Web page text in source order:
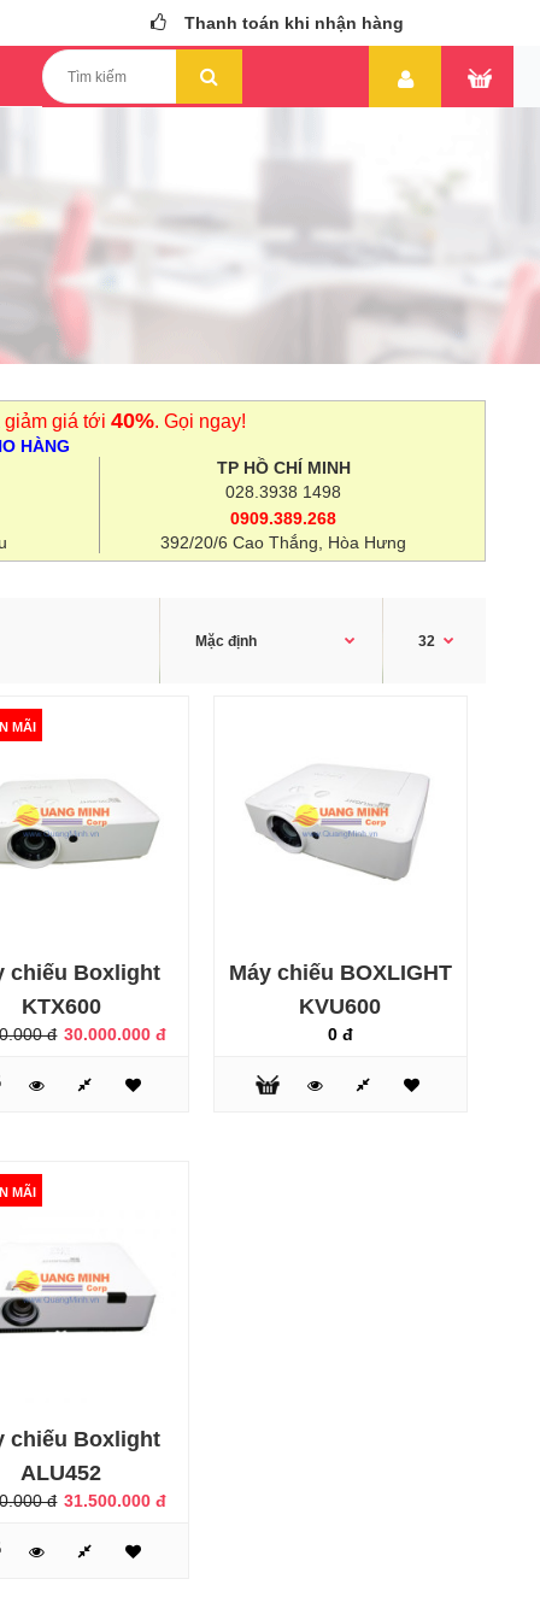
Thanh toán khi nhận hàng
giảm giá tới 40%. Gọi ngay!
HÀNG
TP HỒ CHÍ MINH
028.3938 1498
0909.389.268
392/20/6 Cao Thắng, Hòa Hưng
Thông số kỹ thuật :- Công nghệ hiển thị : 3LCD- Cường
độ sáng: 6.000 Ansi lumens- Độ phân giải : WUXGA (
1920 x 1200 ) Vượt Full HD- Độ tương phản: 15.000:1-
Tuổi thọ bóng đèn:: 10.000 giờ- Tỷ lệ trình chiếu : 4:3,
học, trung tâm. Boxlight ALX350 luôn mang lại hình ảnh
nhà, Boxlight ALX350 c..
Máy chiếu Boxlight KTX600 là dòng máy chiếu văn
phòng, máy chiếu lớp học mới nhất của hãng máy chiếu
Boxlight tại thị trường Việt Nam. Với độ sáng lên tới 6000
tương phản 15.000:1, Boxlight KTX600 đang từng bước
chiếm lĩnh thị trường phân khúc từ trung cấp đến cao cấp
MÃI
chiếu Boxlight
KTX600
đ 30.000.000 đ
Máy chiếu BOXLIGHT
KVU600
0 đ
MÃI
chiếu Boxlight
ALU452
đ 31.500.000 đ